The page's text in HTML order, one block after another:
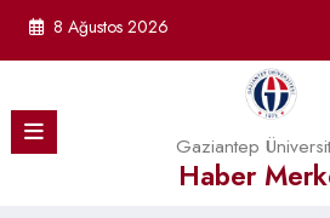
8 Ağustos 2026
Gaziantep
Haber